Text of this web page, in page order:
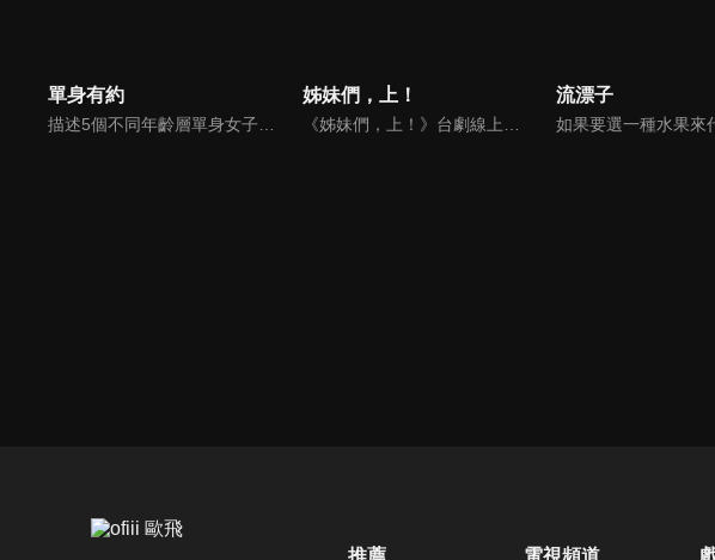
單身有約
描述5個不同年齡層單身女子的愛情、婚姻觀。
姊妹們，上！
《姊妹們，上！》台劇線上看。一場棒球賽，展現女人永不放棄的韌性！阿曼達回到父親生前的工廠，副廠長早已帶著幹部離開，剩下女工作業員們接一些零星的工作撐著。銀行稽查員來，才知道工廠面臨拍賣危機，完全沒有業務經驗的阿曼達與組長阿鳳，開始著她們的冒險與挑戰…
流漂子
推薦 電視頻道